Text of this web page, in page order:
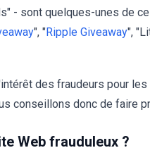
- sont quelques-unes de
", "Ripple Giveaway",
des fraudeurs pour
conseillons donc de faire
Web frauduleux ?